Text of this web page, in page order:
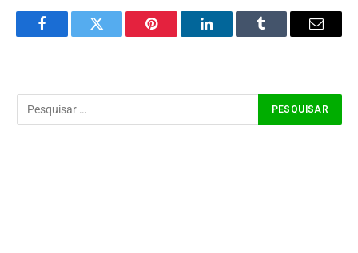
FacebookTwitter Pinterest LinkedInTumblr Email